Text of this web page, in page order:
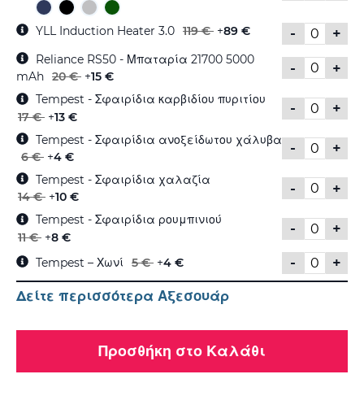
- +
YLL Induction Heater 3.0 119 € +89 €
- +
Reliance RS50 - Μπαταρία 21700 5000
mAh 20 € +15 €
- +
Tempest - Σφαιρίδια καρβιδίου πυριτίου
17 € +13 €
- +
Tempest - Σφαιρίδια ανοξείδωτου χάλυβα
6 € +4 €
- +
Tempest - Σφαιρίδια χαλαζία
14 € +10 €
- +
Tempest - Σφαιρίδια ρουμπινιού
11 € +8 €
- +
Tempest – Χωνί 5 € +4 €
Δείτε περισσότερα Αξεσουάρ
Προσθήκη στο Καλάθι